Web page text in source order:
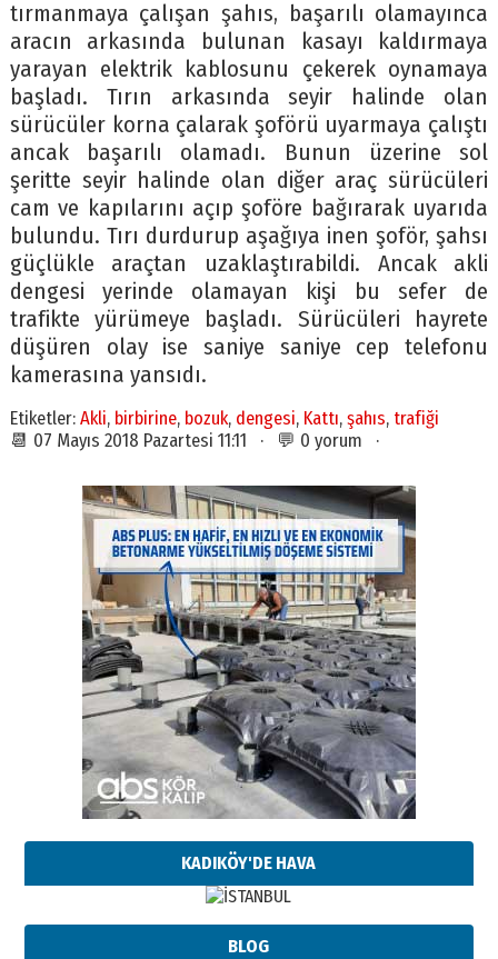
tırmanmaya çalışan şahıs, başarılı olamayınca
aracın arkasında bulunan kasayı kaldırmaya
yarayan elektrik kablosunu çekerek oynamaya
başladı. Tırın arkasında seyir halinde olan
sürücüler korna çalarak şoförü uyarmaya çalıştı
ancak başarılı olamadı. Bunun üzerine sol
şeritte seyir halinde olan diğer araç sürücüleri
cam ve kapılarını açıp şoföre bağırarak uyarıda
bulundu. Tırı durdurup aşağıya inen şoför, şahsı
güçlükle araçtan uzaklaştırabildi. Ancak akli
dengesi yerinde olamayan kişi bu sefer de
trafikte yürümeye başladı. Sürücüleri hayrete
düşüren olay ise saniye saniye cep telefonu
kamerasına yansıdı.
Etiketler: Akli, birbirine, bozuk, dengesi, Kattı, şahıs, trafiği
📆 07 Mayıs 2018 Pazartesi 11:11 · 💬 0 yorum ·
KADIKÖY'DE HAVA
BLOG